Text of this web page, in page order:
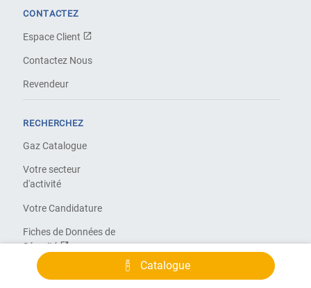
Catalogue
CONTACTEZ
Espace Client
Contactez Nous
Revendeur
RECHERCHEZ
Gaz Catalogue
Votre secteur
d'activité
Votre Candidature
Fiches de Données de
Sécurité